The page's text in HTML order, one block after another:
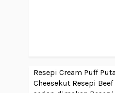
Resepi Cream Puff
Cheesekut Resepi